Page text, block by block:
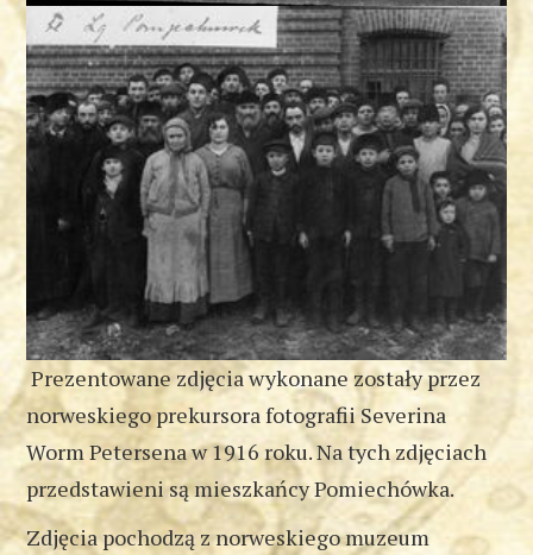
Prezentowane zdjęcia wykonane zostały przez
norweskiego prekursora fotografii Severina
Worm Petersena w 1916 roku.Na tych zdjęciach
przedstawieni są mieszkańcy Pomiechówka.
Zdjęcia pochodzą z norweskiego muzeum